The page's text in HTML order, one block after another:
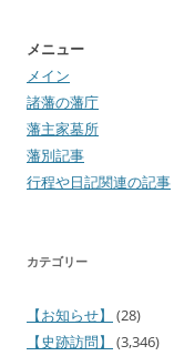
メニュー
メイン
諸藩の藩庁
藩主家墓所
藩別記事
行程や日記関連の記事
カテゴリー
【お知らせ】
(28)
【史跡訪問】
(3,346)